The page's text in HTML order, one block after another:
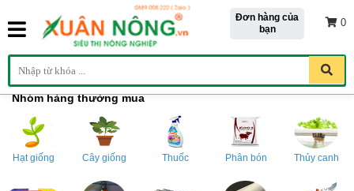
Đơn hàng của
bạn
0
Nhóm hàng thường mua
Hạt giống Cây giống Thuốc Phân bón Thủy canh